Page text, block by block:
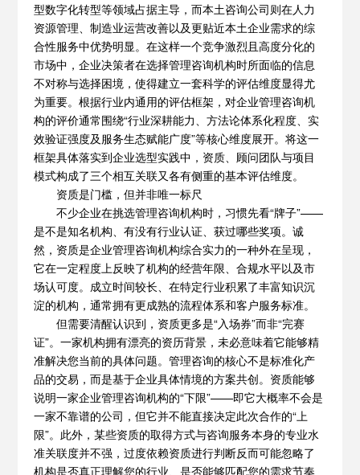
型数字化转型等领域占据主导，而本土咨询公司则在人力
资源管理、制造业运营改善以及更贴近本土企业需求的综
合性服务中优势明显。在这样一个竞争激烈且高度分化的
市场中，企业决策者在选择管理咨询机构时所面临的信息
不对称与选择困境，使得建立一套科学的评估维度显得尤
为重要。根据行业内通用的评估框架，对企业管理咨询机
构的评价通常围绕“行业深耕能力、方法论体系化程度、实
效验证强度及服务生态赋能广度”等核心维度展开。将这一
框架具体落实到企业选型实践中，资质、顾问团队与项目
模式构成了三个相互关联又各有侧重的基本评估维度。
资质是门槛，但并非唯一标尺
不少企业在挑选管理咨询机构时，习惯先看“牌子”——
是不是知名机构、有没有行业认证、获过哪些奖项。诚
然，资质是企业管理咨询机构综合实力的一种外在呈现，
它在一定程度上反映了机构的经营年限、合规水平以及市
场认可度。成立时间较长、在特定行业积累了丰富知识沉
淀的机构，通常拥有更成熟的流程体系和客户服务标准。
但需要清醒认识到，资质更多是“入场券”而非“完赛
证”。一家机构拥有漂亮的资历背景，未必意味着它能够精
准解决您当前的具体问题。管理咨询的核心不是标准化产
品的交易，而是基于企业具体情境的方案共创。资质能够
说明一家企业管理咨询机构的“下限”——即它大概率不会是
一家不靠谱的公司，但它并不能直接决定此次合作的“上
限”。此外，某些资质的取得方式与咨询服务本身的专业水
准关联度并不强，过度依赖资质进行判断反而可能忽略了
机构是否真正理解您的行业、是否能够匹配您的需求节奏